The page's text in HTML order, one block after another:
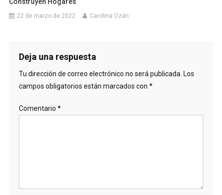
Construyen Hogares
22 de marzo de 2022 Carolina Ozán
Deja una respuesta
Tu dirección de correo electrónico no será publicada. Los
campos obligatorios están marcados con *
Comentario *